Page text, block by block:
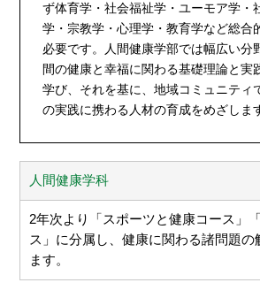
ず体育学・社会福祉学・ユーモア学・
学・宗教学・心理学・教育学など総合
必要です。人間健康学部では幅広い分
間の健康と幸福に関わる基礎理論と実
学び、それを基に、地域コミュニティ
の実践に携わる人材の育成をめざしま
人間健康学科
2年次より「スポーツと健康コース」
ス」に分属し、健康に関わる諸問題の
ます。